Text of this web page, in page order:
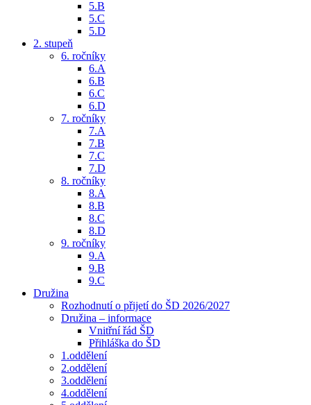
5.B
5.C
5.D
2. stupeň
6. ročníky
6.A
6.B
6.C
6.D
7. ročníky
7.A
7.B
7.C
7.D
8. ročníky
8.A
8.B
8.C
8.D
9. ročníky
9.A
9.B
9.C
Družina
Rozhodnutí o přijetí do ŠD 2026/2027
Družina – informace
Vnitřní řád ŠD
Přihláška do ŠD
1.oddělení
2.oddělení
3.oddělení
4.oddělení